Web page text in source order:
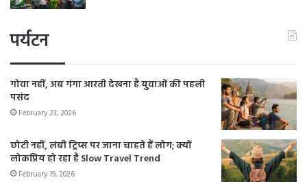
पर्यटन
गोवा नहीं, अब गंगा आरती देखना है युवाओं की पहली
पसंद
February 23, 2026
छोटी नहीं, लंबी ट्रिप्स पर जाना चाहते हैं लोग; क्यों
लोकप्रिय हो रहा है Slow Travel Trend
February 19, 2026